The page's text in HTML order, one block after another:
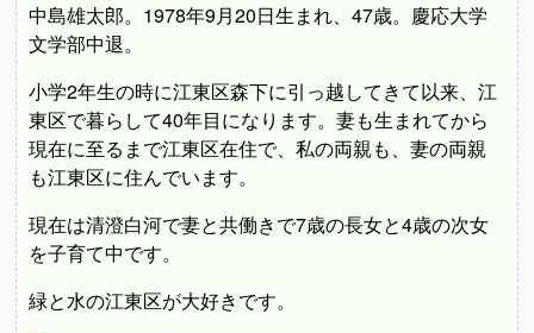
中島雄太郎。1978年9月20日生まれ、47歳。慶応大学
文学部中退。
小学2年生の時に江東区森下に引っ越してきて以来、江
東区で暮らして40年目になります。妻も生まれてから
現在に至るまで江東区在住で、私の両親も、妻の両親
も江東区に住んでいます。
現在は清澄白河で妻と共働きで7歳の長女と4歳の次女
を子育て中です。
緑と水の江東区が大好きです。